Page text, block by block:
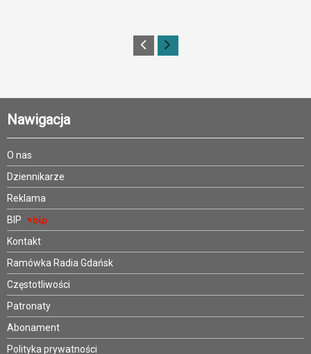
Nawigacja
O nas
Dziennikarze
Reklama
BIP
Kontakt
Ramówka Radia Gdańsk
Częstotliwości
Patronaty
Abonament
Polityka prywatności